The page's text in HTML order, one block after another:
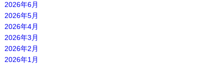
2026年6月
2026年5月
2026年4月
2026年3月
2026年2月
2026年1月